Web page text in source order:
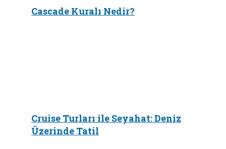
Cascade Kuralı Nedir?
Cruise Turları ile Seyahat: Deniz
Üzerinde Tatil